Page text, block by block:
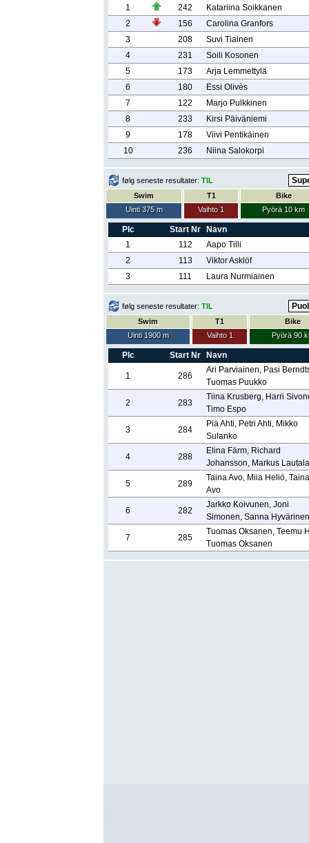
1
242
Katariina Soikkanen
2
156
Carolina Granfors
3
208
Suvi Tiainen
4
231
Soili Kosonen
5
173
Arja Lemmettylä
6
180
Essi Olivès
7
122
Marjo Pulkkinen
8
233
Kirsi Päiväniemi
9
178
Viivi Pentikäinen
10
236 Niina Salokorpi
følg seneste resultater: TIL
Swim
Uinti 375 m
T1
Vaihto 1
Bike
Pyörä 10 km
Plc Start Nr
Navn
1
112
Aapo Tilli
2
113
Viktor Asklöf
3
111 Laura Nurmiainen
følg seneste resultater: TIL
Swim
Uinti 1900 m
T1
Vaihto 1
Bike
Pyörä 90
Plc Start Nr Navn
1 286
Ari Parviainen, Pasi
Tuomas Puukko
2 283
Tiina Krusberg, Harri
Timo Espo
3 284
Pia Ahti, Petri Ahti, Mikko
Sulanko
4 288
Elina Färm, Richard
Johansson, Markus Lautala
5 289
Taina Avo, Miia Heliö, Taina
Avo
6 282
Jarkko Koivunen, Joni
Simonen, Sanna Hyvärinen
7 285
Tuomas Oksanen, Teemu
Tuomas Oksanen